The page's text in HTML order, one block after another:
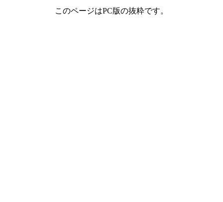
このページはPC版の抜粋です。